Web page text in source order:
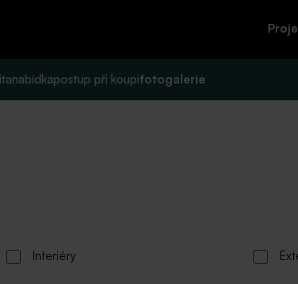
nabídkapostup při koupifotogalerie
Interiéry